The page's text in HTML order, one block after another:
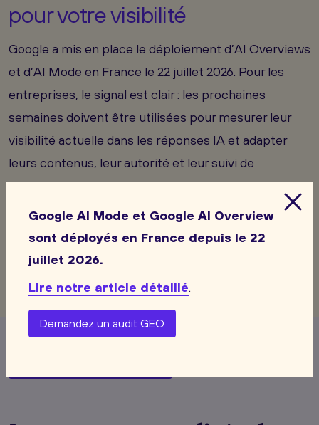
pour votre visibilité
Google a mis en place le déploiement d’AI Overviews
et d’AI Mode en France le 22 juillet 2026. Pour les
entreprises, le signal est clair : les prochaines
semaines doivent être utilisées pour mesurer leur
visibilité actuelle dans les réponses IA et adapter
leurs contenus, leur autorité et leur suivi de
conversion
Google AI Mode et Google AI Overview
sont déployés en France depuis le 22
juillet 2026.
Lire notre article détaillé.
Demandez un audit GEO